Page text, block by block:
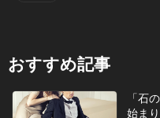
おすすめ記事
「石
始ま